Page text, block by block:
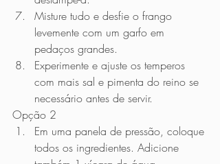
Misture tudo e desfie o frango
levemente com um garfo em
pedaços grandes.
Experimente e ajuste os temperos
com mais sal e pimenta do reino se
necessário antes de servir.
Opção 2
Em uma panela de pressão, coloque
todos os ingredientes. Adicione